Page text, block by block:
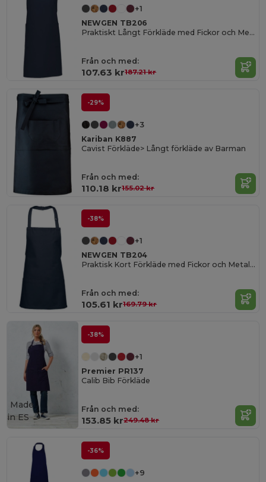
+1
NEWGEN TB206
Praktiskt Långt Förkläde med Fickor och Metallspänne
Från och med:
107.63 kr187.21 kr
-29%
+3
Kariban K887
Cavist Förkläde> Långt förkläde av Barman
Från och med:
110.18 kr155.02 kr
-38%
+1
NEWGEN TB204
Praktisk Kort Förkläde med Fickor och Metallspänne
Från och med:
105.61 kr169.79 kr
-38%
+1
Premier PR137
Calib Bib Förkläde
Från och med:
153.85 kr249.48 kr
Made
in ES
-36%
+9